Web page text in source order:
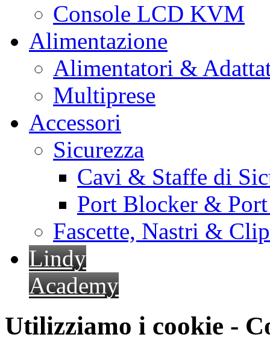
Console LCD KVM
Alimentazione
Alimentatori &
Multiprese
Accessori
Sicurezza
Cavi & Staffe di
Port Blocker &
Fascette, Nastri &
Lindy
Academy
Utilizziamo i cookie -